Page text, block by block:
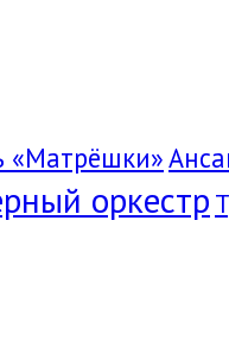
«Матрёшки»
оркестр